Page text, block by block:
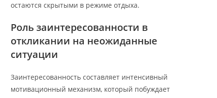
остаются скрытыми в режиме отдыха.
Роль заинтересованности в
откликании на неожиданные
ситуации
Заинтересованность составляет интенсивный
мотивационный механизм, который побуждает